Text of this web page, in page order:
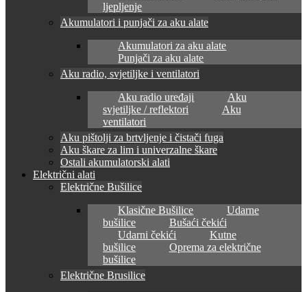
ljepljenje
Akumulatori i punjači za aku alate
Akumulatori za aku alate
Punjači za aku alate
Aku radio, svjetiljke i ventilatori
Aku radio uređaji
Aku
svjetiljke / reflektori
Aku
ventilatori
Aku pištolji za brtvljenje i čistači fuga
Aku škare za lim i univerzalne škare
Ostali akumulatorski alati
Električni alati
Električne Bušilice
Klasične Bušilice
Udarne
bušilice
Bušaći čekići
Udarni čekići
Kutne
bušilice
Oprema za električne
bušilice
Električne Brusilice